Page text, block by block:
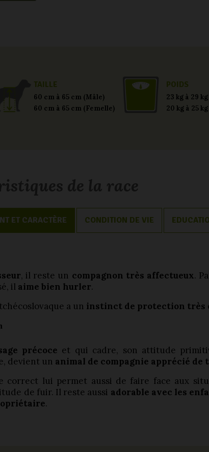
TAILLE
60 cm à 65 cm (Mâle)
60 cm à 65 cm (Femelle)
POIDS
23 kg à 29
20 kg à 25
ET CARACTÈRE CONDITION DE VIE
, il reste un compagnon très affectueux.
il aime bien hurler.
a un instinct de protection très
précoce et qui cadre, son attitude
devient un animal de compagnie apprécié de
correct lui permet aussi de faire face aux
de fuir. Il reste aussi adorable avec les
.